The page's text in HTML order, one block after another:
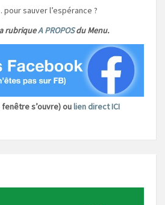
sauver l’espérance ?
rubriqueA PROPOSdu Menu.
fenêtre s’ouvre) oulien direct ICI